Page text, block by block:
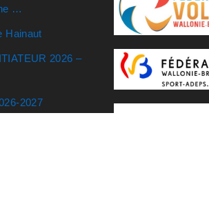
…
Hainaut
2026 –
2027